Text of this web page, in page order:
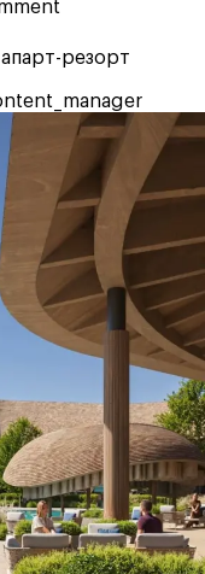
готовий
український
ринок
будівництва
до
нових
викликів
резорт